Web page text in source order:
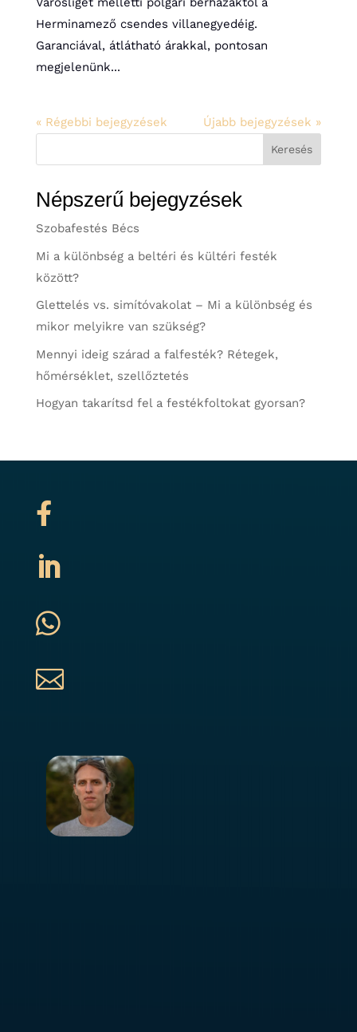
Herminamező csendes villanegyedéig.
Garanciával, átlátható árakkal, pontosan
megjelenünk...
« Régebbi bejegyzések Újabb bejegyzések »
Keresés
Népszerű bejegyzések
Szobafestés Bécs
Mi a különbség a beltéri és kültéri festék
között?
Glettelés vs. simítóvakolat – Mi a különbség és
mikor melyikre van szükség?
Mennyi ideig szárad a falfesték? Rétegek,
hőmérséklet, szellőztetés
Hogyan takarítsd fel a festékfoltokat gyorsan?



